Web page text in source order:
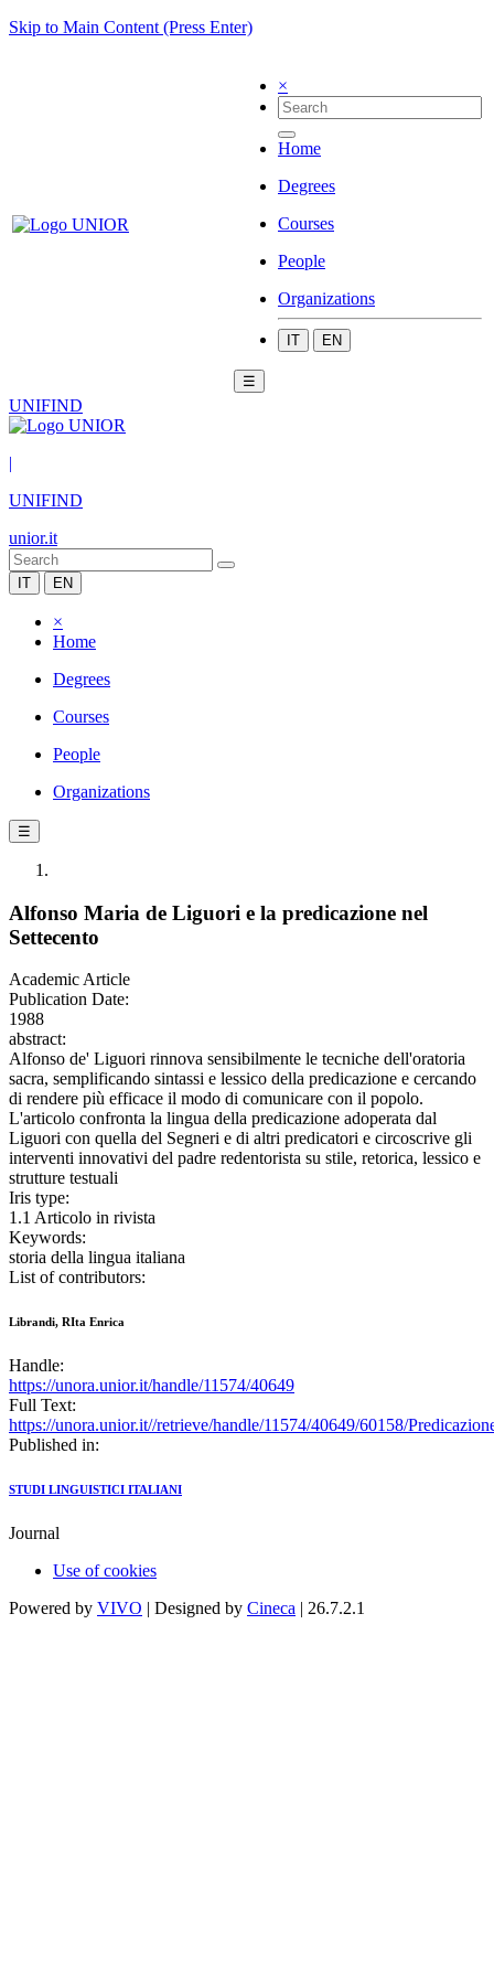
Skip to Main Content (Press Enter)
×
Home
Degrees
Courses
People
Organizations
IT EN
☰
UNIFIND
|
UNIFIND
unior.it
IT EN
×
Home
Degrees
Courses
People
Organizations
☰
Alfonso Maria de Liguori e la predicazione nel
Settecento
Academic Article
Publication Date:
1988
abstract:
Alfonso de' Liguori rinnova sensibilmente le tecniche dell'oratoria
sacra, semplificando sintassi e lessico della predicazione e cercando
di rendere più efficace il modo di comunicare con il popolo.
L'articolo confronta la lingua della predicazione adoperata dal
Liguori con quella del Segneri e di altri predicatori e circoscrive gli
interventi innovativi del padre redentorista su stile, retorica, lessico e
strutture testuali
Iris type:
1.1 Articolo in rivista
Keywords:
storia della lingua italiana
List of contributors:
Librandi, RIta Enrica
Handle:
https://unora.unior.it/handle/11574/40649
Full Text:
https://unora.unior.it//retrieve/handle/11574/40649/60158/
Published in:
STUDI LINGUISTICI ITALIANI
Journal
Use of cookies
Powered by VIVO | Designed by Cineca | 26.7.2.1